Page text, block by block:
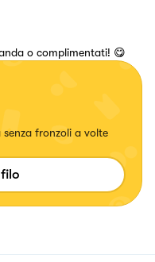
o complimentati! 😋
fronzoli a volte